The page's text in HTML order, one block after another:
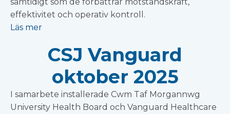
effektivitet och operativ kontroll.
Läs mer
CSJ Vanguard
oktober 2025
I samarbete installerade Cwm Taf Morgannwg
University Health Board och Vanguard Healthcare